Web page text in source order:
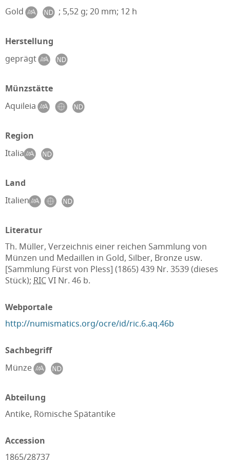
Gold ; 5,52 g; 20 mm; 12 h
Herstellung
geprägt
Münzstätte
Aquileia
Region
Italia
Land
Italien
Literatur
Th. Müller, Verzeichnis einer reichen Sammlung von
Münzen und Medaillen in Gold, Silber, Bronze usw.
[Sammlung Fürst von Pless] (1865) 439 Nr. 3539 (dieses
Stück); RICVI Nr. 46 b.
Webportale
http://numismatics.org/ocre/id/ric.6.aq.46b
Sachbegriff
Münze
Abteilung
Antike, Römische Spätantike
Accession
1865/28737